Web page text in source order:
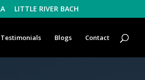
LITTLE RIVER BACH
Testimonials Blogs Contact